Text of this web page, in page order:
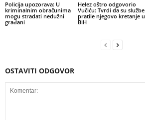
Policija upozorava: U
kriminalnim obračunima
mogu stradati nedužni
građani
Helez oštro odgovorio
Vučiću: Tvrdi da su službe
pratile njegovo kretanje u
BiH
OSTAVITI ODGOVOR